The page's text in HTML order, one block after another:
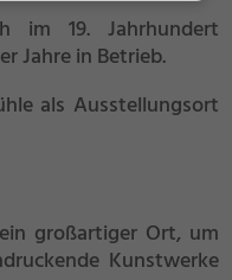
im 19. Jahrhundert
Jahre in Betrieb.
als Ausstellungsort
großartiger Ort, um
Kunstwerke